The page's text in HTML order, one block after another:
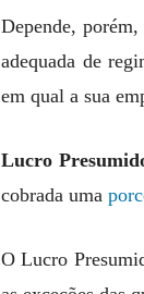
Depende,
adequada de
em qual a sua
Lucro
cobrada uma
O Lucro